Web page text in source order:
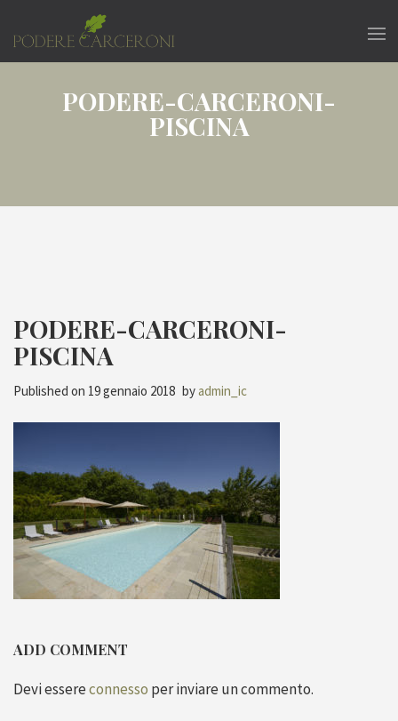
PODERE-CARCERONI-
PISCINA
PODERE-CARCERONI-
PISCINA
Published on 19 gennaio 2018 byadmin_ic
ADD COMMENT
Devi essereconnesso per inviare un commento.